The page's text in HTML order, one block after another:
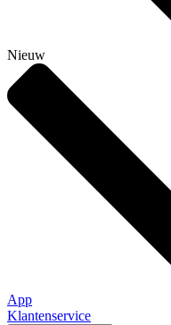
Nieuw
App
Klantenservice